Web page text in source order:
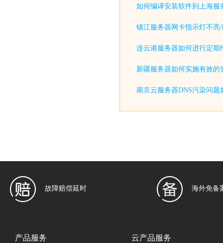
如何编译安装软件到上海服
镇江服务器网卡指示灯不亮
连云港服务器如何进行定期
新疆服务器如何实施有效的
南京云服务器DNS污染问题
故障赔偿延时 海外免备
产品服务 云产品服务